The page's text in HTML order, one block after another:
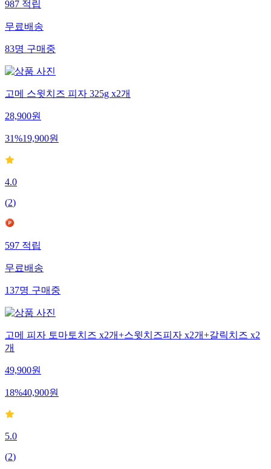
987적립
무료배송
83명구매중
고메 스윗치즈 피자 325g x2개
28,900원
31%19,900원
4.0
(2)
597적립
무료배송
137명구매중
고메 피자 토마토치즈 x2개+스윗치즈피자 x2개+갈릭치즈 x2
개
49,900원
18%40,900원
5.0
(2)